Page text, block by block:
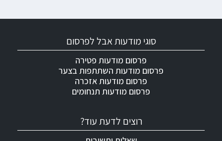
רוצים לדעת עוד?
סוגי מודעות אבל לפרסום
פרסום מודעות פטירה
פרסום מודעות השתתפות בצער
פרסום מודעות אזכרה
פרסום מודעות תנחומים